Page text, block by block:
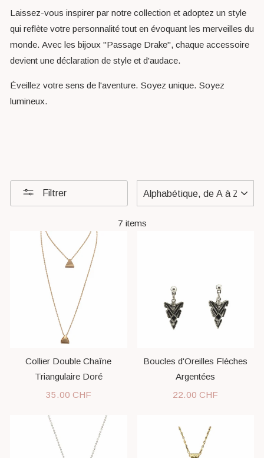
Laissez-vous inspirer par notre collection et adoptez un style
qui reflète votre personnalité tout en évoquant les merveilles du
monde. Avec les bijoux "Passage Drake", chaque accessoire
devient une déclaration de style et d'audace.
Éveillez votre sens de l'aventure. Soyez unique. Soyez
lumineux.
Filtrer
7 items
Collier Double Chaîne
Triangulaire Doré
35.00 CHF
Boucles d'Oreilles Flèches
Argentées
22.00 CHF